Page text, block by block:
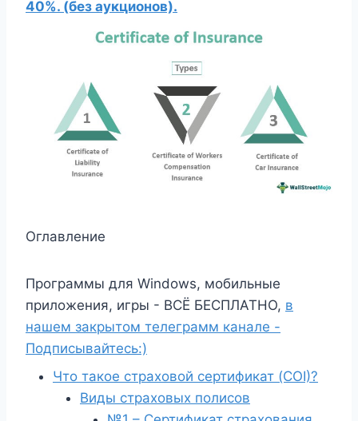
40%. (без аукционов).
Оглавление
Программы для Windows, мобильные
приложения, игры - ВСЁ БЕСПЛАТНО, в
нашем закрытом телеграмм канале -
Подписывайтесь:)
Что такое страховой сертификат (COI)?
Виды страховых полисов